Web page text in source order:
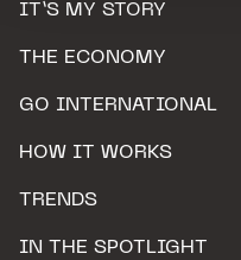
IT’S MY STORY
THE ECONOMY
GO INTERNATIONAL
HOW IT WORKS
TRENDS
IN THE SPOTLIGHT